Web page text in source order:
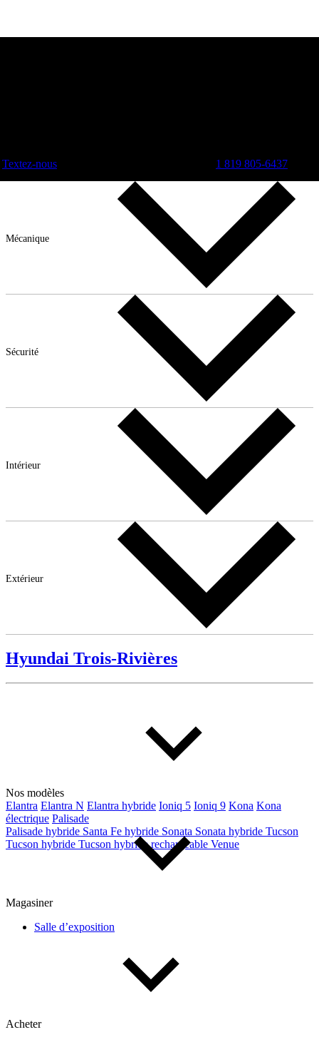
Textez-nous 1 819 805-6437
Mécanique
Sécurité
Intérieur
Extérieur
Hyundai Trois-Rivières
Nos modèles
Elantra Elantra N Elantra hybride Ioniq 5 Ioniq 9 Kona Kona
électrique Palisade
Palisade hybride Santa Fe hybride Sonata Sonata hybride Tucson
Tucson hybride Tucson hybride rechargeable Venue
Magasiner
Salle d’exposition
Acheter